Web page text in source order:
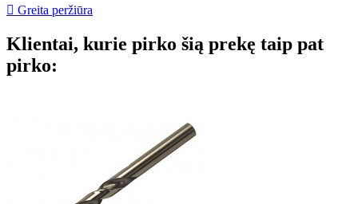
 Greita peržiūra
Klientai, kurie pirko šią prekę taip pat
pirko: